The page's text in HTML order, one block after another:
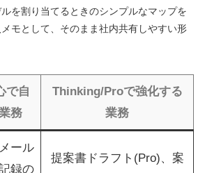
を割り当てるときのシンプルなマップを
モとして、そのまま社内共有しやすい形
で自
務
Thinking/Proで強化する
業務
ール
録の
提案書ドラフト(Pro)、案